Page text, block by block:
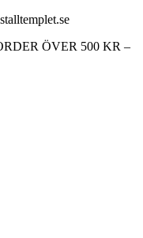
ÖVER 500 KR –